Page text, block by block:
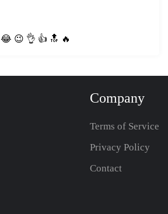
😂 😉 👌 👍 🔝 🔥
Company
Terms of Service
Privacy Policy
Contact